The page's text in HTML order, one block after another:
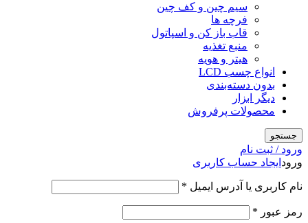
سیم چین و کف چین
فرچه ها
قاب باز کن و اسپاتول
منبع تغذیه
هیتر و هویه
انواع چسب LCD
بدون دسته‌بندی
دیگر ابزار
محصولات پرفروش
جستجو
ورود / ثبت نام
ورود ایجاد حساب کاربری
نام کاربری یا آدرس ایمیل *
رمز عبور *